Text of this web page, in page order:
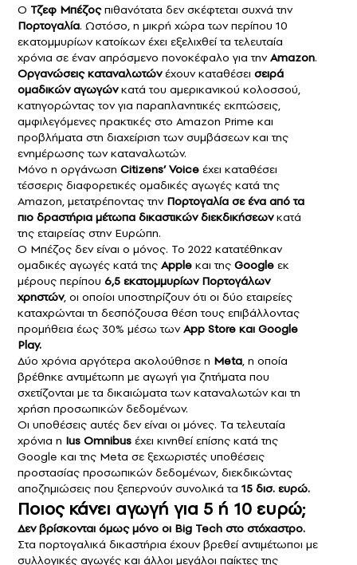
Ο Τζεφ Μπέζοςπιθανότατα δεν σκέφτεται συχνά την
Πορτογαλία. Ωστόσο, η μικρή χώρα των περίπου 10
εκατομμυρίων κατοίκων έχει εξελιχθεί τα τελευταία
χρόνια σε έναν απρόσμενο πονοκέφαλο για τηνAmazon.
Οργανώσεις καταναλωτώνέχουν καταθέσει σειρά
ομαδικών αγωγώνκατά του αμερικανικού κολοσσού,
κατηγορώντας τον για παραπλανητικές εκπτώσεις,
αμφιλεγόμενες πρακτικές στο Amazon Prime και
προβλήματα στη διαχείριση των συμβάσεων και της
ενημέρωσης των καταναλωτών.
Μόνο η οργάνωση Citizens’ Voice έχει καταθέσει
τέσσερις διαφορετικές ομαδικές αγωγές κατά της
Amazon, μετατρέποντας την Πορτογαλία σε ένα από τα
πιο δραστήρια μέτωπα δικαστικών διεκδικήσεωνκατά
της εταιρείας στην Ευρώπη.
Ο Μπέζος δεν είναι ο μόνος. Το 2022 κατατέθηκαν
ομαδικές αγωγές κατά της Apple και της Google εκ
μέρους περίπου 6,5 εκατομμυρίων Πορτογάλων
χρηστών, οι οποίοι υποστηρίζουν ότι οι δύο εταιρείες
καταχρώνται τη δεσπόζουσα θέση τους επιβάλλοντας
προμήθεια έως 30% μέσω τωνApp Store και Google
Play.
Δύο χρόνια αργότερα ακολούθησε η Meta, η οποία
βρέθηκε αντιμέτωπη με αγωγή για ζητήματα που
σχετίζονται με τα δικαιώματα των καταναλωτών και τη
χρήση προσωπικών δεδομένων.
Οι υποθέσεις αυτές δεν είναι οι μόνες. Τα τελευταία
χρόνια η Ius Omnibus έχει κινηθεί επίσης κατά της
Google και της Meta σε ξεχωριστές υποθέσεις
προστασίας προσωπικών δεδομένων, διεκδικώντας
αποζημιώσεις που ξεπερνούν συνολικά τα 15 δισ. ευρώ.
Ποιος κάνει αγωγή για 5 ή 10 ευρώ;
Δεν βρίσκονται όμως μόνο οι Big Tech στο στόχαστρο.
Στα πορτογαλικά δικαστήρια έχουν βρεθεί αντιμέτωποι με
συλλογικές αγωγές και άλλοι μεγάλοι παίκτες της